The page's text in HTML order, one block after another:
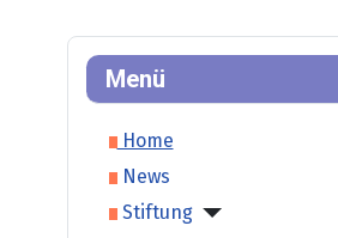
Menü
Home
News
Stiftung